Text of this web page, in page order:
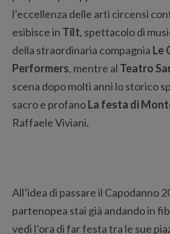
l’eccellenza delle arti circensi
esibisce in Tilt, spettacolo di
della straordinaria compagnia Le
Performers, mentre al Teatro
scena dopo molti anni lo storico
sacro e profanoLa festa di
Raffaele Viviani.
All’idea di passare il Capodanno
partenopea stai già andando in
vedi l’ora di far festa tra le sue